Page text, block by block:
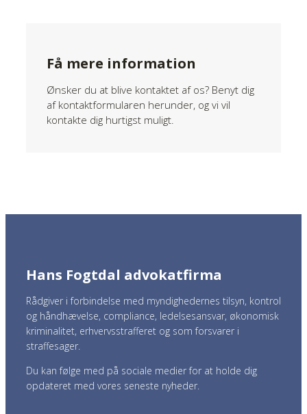
Få mere information
Ønsker du at blive kontaktet af os? Benyt dig
af kontaktformularen herunder, og vi vil
kontakte dig hurtigst muligt.
Hans Fogtdal advokatfirma
Rådgiver i forbindelse med myndighedernes tilsyn, kontrol
og håndhævelse, compliance, ledelsesansvar, økonomisk
kriminalitet, erhvervsstrafferet og som forsvarer i
straffesager.
Du kan følge med på sociale medier for at holde dig
opdateret med vores seneste nyheder.